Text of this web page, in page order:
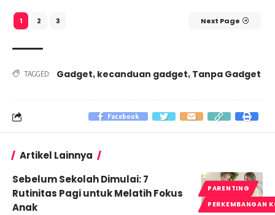
1 2 3 Next Page
TAGGED: Gadget, kecanduan gadget, Tanpa Gadget
Facebook
Artikel Lainnya
PARENTING
PERKEMBANGAN
Sebelum Sekolah Dimulai: 7
Rutinitas Pagi untuk Melatih Fokus
Anak